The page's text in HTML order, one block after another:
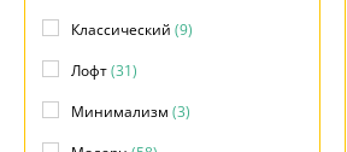
Классический (9)
Лофт(31)
Минимализм (3)